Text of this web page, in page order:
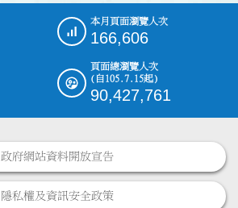
本月頁面瀏覽人次
166,606
頁面總瀏覽人次
(自105.7.15起)
90,427,761
政府網站資料開放宣告
隱私權及資訊安全政策